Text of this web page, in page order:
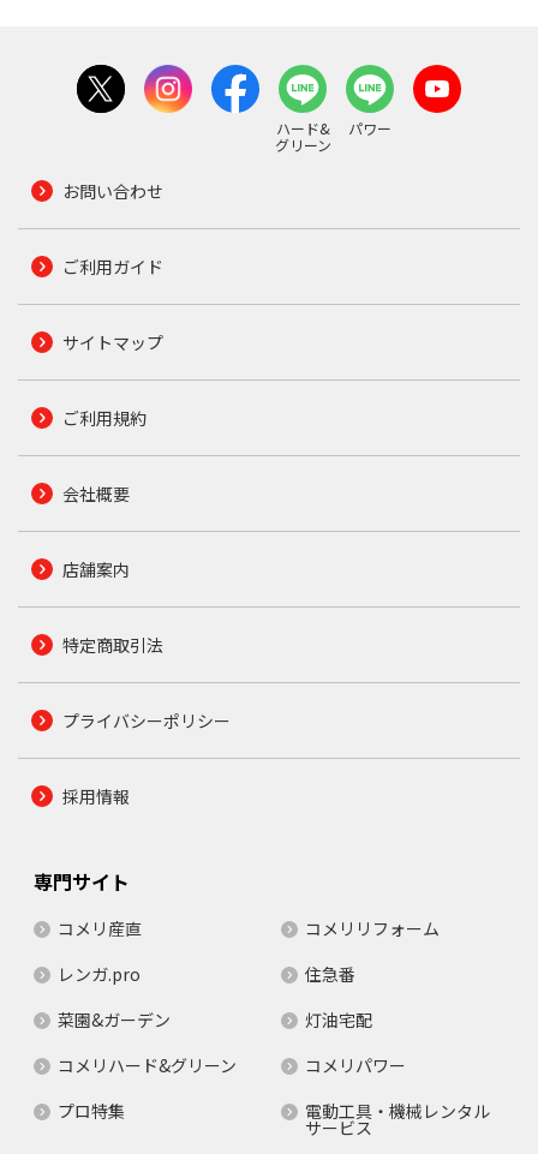
ハード&
グリーン
パワー
お問い合わせ
ご利用ガイド
サイトマップ
ご利用規約
会社概要
店舗案内
特定商取引法
プライバシーポリシー
採用情報
専門サイト
コメリ産直
コメリリフォーム
レンガ.pro
住急番
菜園&ガーデン
灯油宅配
コメリハード&グリーン
コメリパワー
プロ特集
電動工具・機械レンタル
サービス